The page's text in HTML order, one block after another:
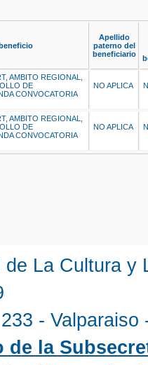
Apellido
paterno del
beneficiario
AMBITO REGIONAL,
DE
CONVOCATORIA
NO APLICA
AMBITO REGIONAL,
DE
CONVOCATORIA
NO APLICA
La Cultura y
-
de la